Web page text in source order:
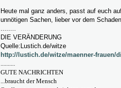
Heute mal ganz anders, passt auf euch
unnötigen Sachen, lieber vor dem
........
DIE VERÄNDERUNG
Quelle:Lustich.de/witze
http://lustich.de/witze/maenner-frauen/
..........
GUTE NACHRICHTEN
...braucht der Mensch